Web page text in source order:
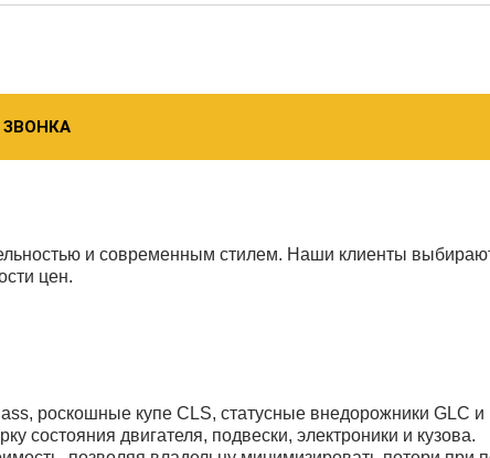
и современным стилем. Наши клиенты
цен.
роскошные купе CLS, статусные внедорожники GLC и
состояния двигателя, подвески, электроники и кузова.